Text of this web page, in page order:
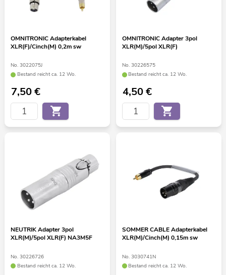
OMNITRONIC Adapterkabel
XLR(F)/Cinch(M) 0,2m sw
No. 3022075J
Bestand reicht ca. 12 Wo.
7,50€
OMNITRONIC Adapter 3pol
XLR(M)/5pol XLR(F)
No. 30226575
Bestand reicht ca. 12 Wo.
4,50€
NEUTRIK Adapter 3pol
XLR(M)/5pol XLR(F) NA3M5F
No. 30226726
Bestand reicht ca. 12 Wo.
SOMMER CABLE Adapterkabel
XLR(M)/Cinch(M) 0,15m sw
No. 3030741N
Bestand reicht ca. 12 Wo.